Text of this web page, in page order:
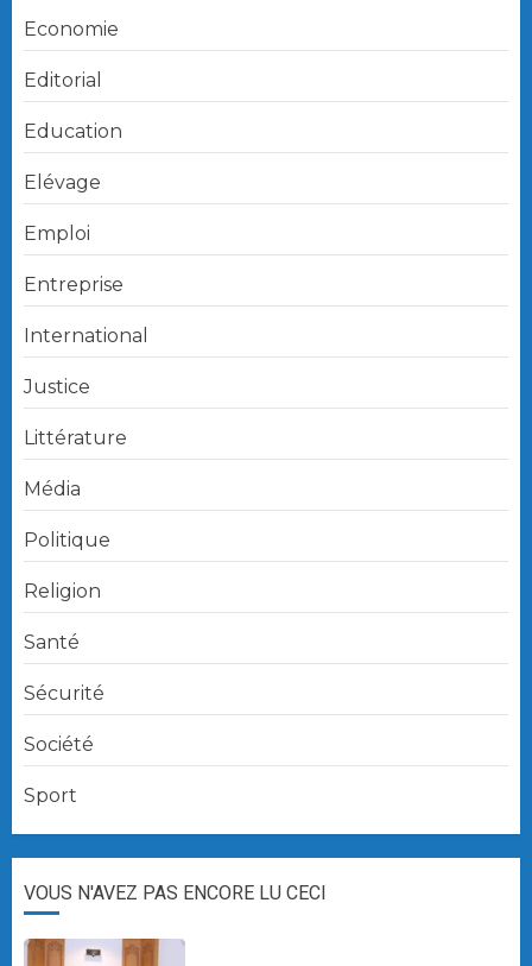
Economie
Editorial
Education
Elévage
Emploi
Entreprise
International
Justice
Littérature
Média
Politique
Religion
Santé
Sécurité
Société
Sport
VOUS N'AVEZ PAS ENCORE LU CECI